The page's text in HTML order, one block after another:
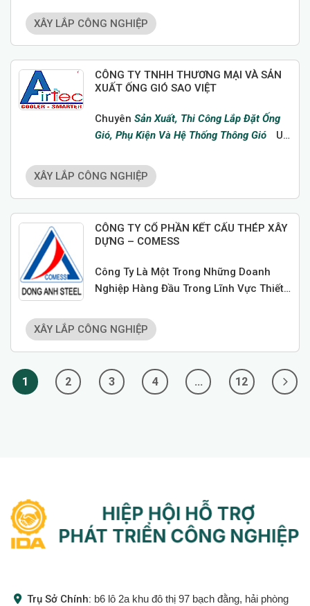
XÂY LẮP CÔNG NGHIỆP
Tháo Gỡ Vướng Mắc Liên Quan Pccc.
CÔNG TY TNHH THƯƠNG MẠI VÀ SẢN
XUẤT ỐNG GIÓ SAO VIỆT
XÂY LẮP CÔNG NGHIỆP
ChuyênSản Xuất, Thi Công Lắp Đặt Ống
Gió, Phụ Kiện Và Hệ Thống Thông Gió
Uy
CÔNG TY CỔ PHẦN KẾT CẤU THÉP XÂY
DỰNG – COMESS
XÂY LẮP CÔNG NGHIỆP
Công Ty Là Một Trong Những Doanh
Nghiệp Hàng Đầu Trong Lĩnh Vực Thiết
Chế,cung Cấp Các Thiết Bị Cơ Khí Thủy
Công Và Các Kết Cấu Phi Tiểu Chuẩn
Cho Ngành Công Nghiệp.
1 2 3 4 … 12
Trụ Sở Chính: b6 lô 2a khu đô thị 97 bạch đằng, hải phòng